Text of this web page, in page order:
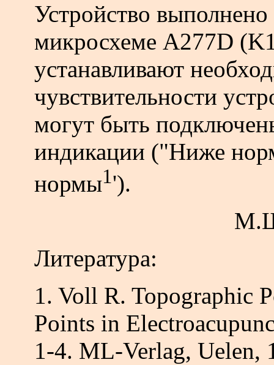
Устройство
микросхеме A277D
устанавливают
чувствительности
могут быть
индикации ("Ниже
нормы1').
Литература:
1. Voll R. Topographic
Points in
1-4. ML-Verlag, Uelen,